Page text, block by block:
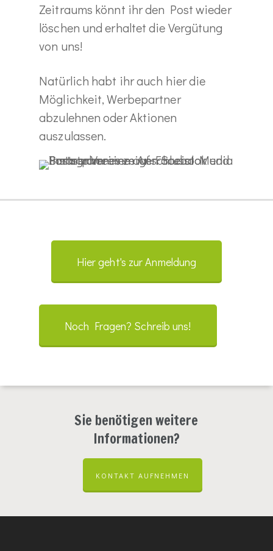
Zeitraums könnt ihr den Post wieder
löschen und erhaltet die Vergütung
von uns!
Natürlich habt ihr auch hier die
Möglichkeit, Werbepartner
abzulehnen oder Aktionen
auszulassen.
Hier geht's zur Anmeldung
Noch Fragen? Schreib uns!
Sie benötigen weitere
Informationen?
KONTAKT AUFNEHMEN